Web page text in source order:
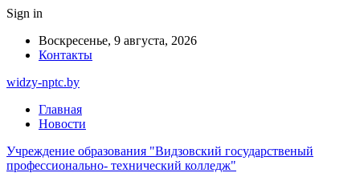
Sign in
Воскресенье, 9 августа, 2026
Контакты
widzy-nptc.by
Главная
Новости
Учреждение образования "Видзовский государственый
профессионально- технический колледж"